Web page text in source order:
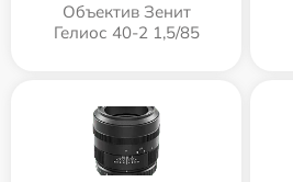
Объектив Зенит
Гелиос 40-2 1,5/85